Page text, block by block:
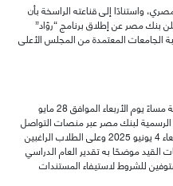
واستنادًا إلى قناعته الراسخة بأن
بنك مصر عن إطلاق برنامج “روّاد”
والمخصص لطلبة الجامعات المعتمدة من المجلس الأعلى
يبدأ التقديم للبرنامج اعتبارًا من الساعة الخامسة مساءً يوم الأربعاء الموافق 28 مايو
الرسمية لبنك مصر عبر منصات التواصل
الاجتماعي، ويستمر التقديم حتى نهاية يوم الأربعاء 4 يونيو 2025 وعلى الطلاب الراغبين
القيد موضحًا به تقدير العام الدراسي
للشروط لاستيفاء المستندات